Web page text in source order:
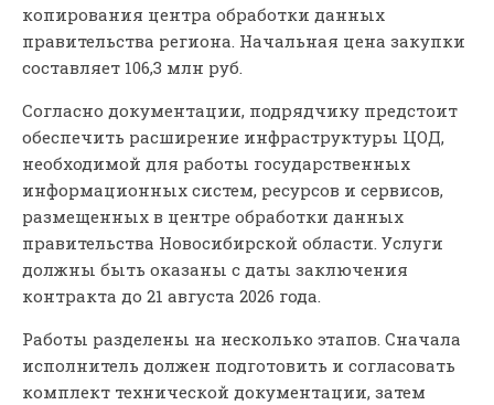
копирования центра обработки данных
правительства региона. Начальная цена закупки
составляет 106,3 млн руб.
Согласно документации, подрядчику предстоит
обеспечить расширение инфраструктуры ЦОД,
необходимой для работы государственных
информационных систем, ресурсов и сервисов,
размещенных в центре обработки данных
правительства Новосибирской области. Услуги
должны быть оказаны с даты заключения
контракта до 21 августа 2026 года.
Работы разделены на несколько этапов. Сначала
исполнитель должен подготовить и согласовать
комплект технической документации, затем